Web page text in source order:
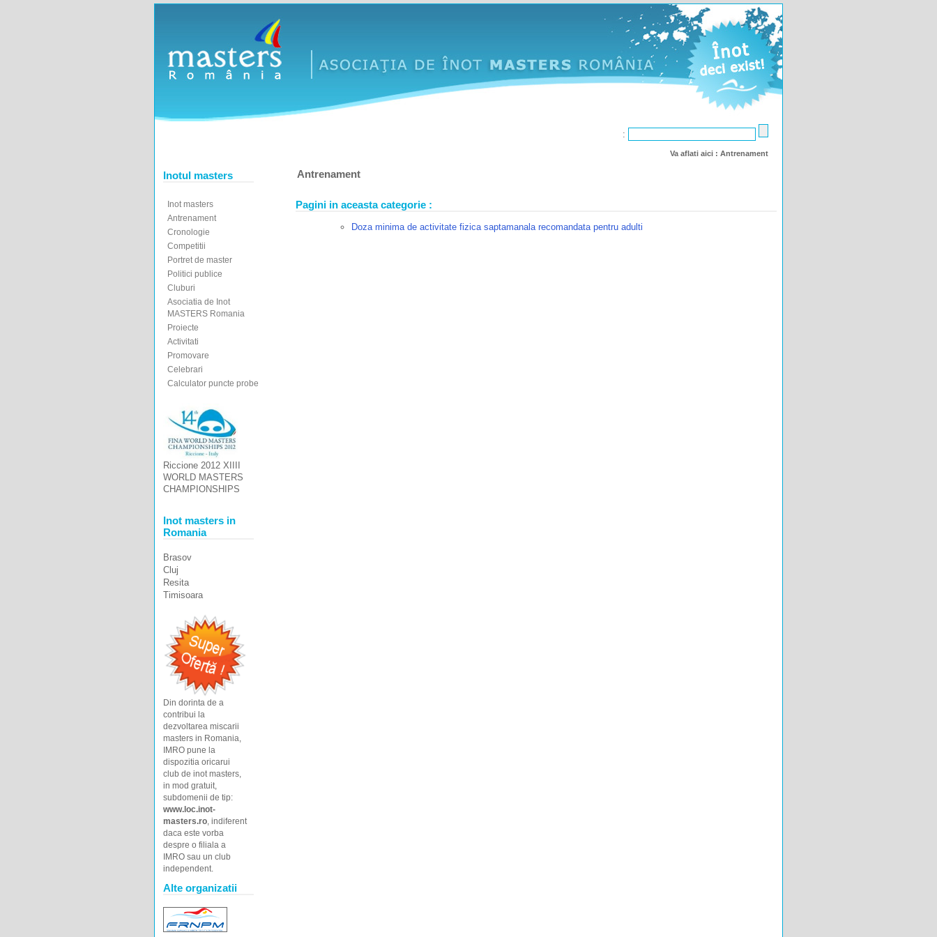
:
Va aflati aici : Antrenament
Inotul masters
Inot masters
Antrenament
Cronologie
Competitii
Portret de master
Politici publice
Cluburi
Asociatia de Inot
MASTERS Romania
Proiecte
Activitati
Promovare
Celebrari
Calculator puncte probe
Riccione 2012 XIIII
WORLD MASTERS
CHAMPIONSHIPS
Inot masters in
Romania
Brasov
Cluj
Resita
Timisoara
Din dorinta de a
contribui la
dezvoltarea miscarii
masters in Romania,
IMRO pune la
dispozitia oricarui
club de inot masters,
in mod gratuit,
subdomenii de tip:
www.loc.inot-
masters.ro , indiferent
daca este vorba
despre o filiala a
IMRO sau un club
independent.
Alte organizatii
Antrenament
Pagini in aceasta categorie :
Doza minima de activitate fizica saptamanala recomandata pentru adulti